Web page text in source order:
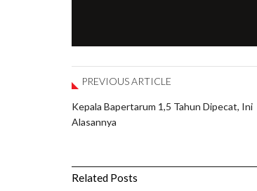
PREVIOUS ARTICLE
Kepala Bapertarum 1,5 Tahun Dipecat, Ini
Alasannya
Related Posts